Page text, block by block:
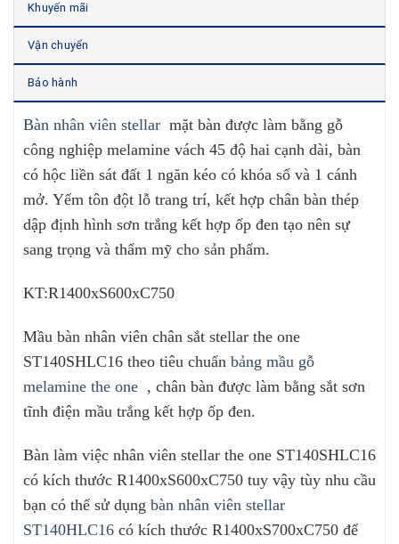
Khuyến mãi
Vận chuyển
Bảo hành
Bàn nhân viên stellar mặt bàn được làm bằng gỗ
công nghiệp melamine vách 45 độ hai cạnh dài, bàn
có hộc liền sát đất 1 ngăn kéo có khóa số và 1 cánh
mở. Yếm tôn đột lỗ trang trí, kết hợp chân bàn thép
dập định hình sơn trắng kết hợp ốp đen tạo nên sự
sang trọng và thẩm mỹ cho sản phẩm.
KT:R1400xS600xC750
Mầu bàn nhân viên chân sắt stellar the one
ST140SHLC16 theo tiêu chuẩn bảng mầu gỗ
melamine the one , chân bàn được làm bằng sắt sơn
tĩnh điện mầu trắng kết hợp ốp đen.
Bàn làm việc nhân viên stellar the one ST140SHLC16
có kích thước R1400xS600xC750 tuy vậy tùy nhu cầu
bạn có thể sử dụng bàn nhân viên stellar
ST140HLC16 có kích thước R1400xS700xC750 để